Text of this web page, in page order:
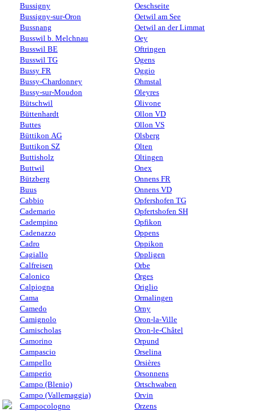
Bussigny
Bussigny-sur-Oron
Bussnang
Busswil b. Melchnau
Busswil BE
Busswil TG
Bussy FR
Bussy-Chardonney
Bussy-sur-Moudon
Bütschwil
Büttenhardt
Buttes
Büttikon AG
Buttikon SZ
Buttisholz
Buttwil
Bützberg
Buus
Cabbio
Cademario
Cadempino
Cadenazzo
Cadro
Cagiallo
Calfreisen
Calonico
Calpiogna
Cama
Camedo
Camignolo
Camischolas
Camorino
Campascio
Campello
Camperio
Campo (Blenio)
Campo (Vallemaggia)
Campocologno
Oeschseite
Oetwil am See
Oetwil an der Limmat
Oey
Oftringen
Ogens
Oggio
Ohmstal
Oleyres
Olivone
Ollon VD
Ollon VS
Olsberg
Olten
Oltingen
Onex
Onnens FR
Onnens VD
Opfershofen TG
Opfertshofen SH
Opfikon
Oppens
Oppikon
Oppligen
Orbe
Orges
Origlio
Ormalingen
Orny
Oron-la-Ville
Oron-le-Châtel
Orpund
Orselina
Orsières
Orsonnens
Ortschwaben
Orvin
Orzens